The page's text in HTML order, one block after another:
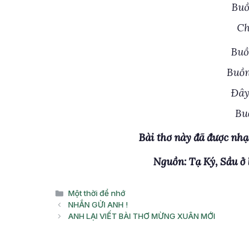
Bài thơ này đã được
Nguồn: Tạ Ký, Sầu ở
Danh
mục
Một thời để nhớ
NHẮN GỬI ANH !
ANH LẠI VIẾT BÀI THƠ MỪNG XUÂN MỚI